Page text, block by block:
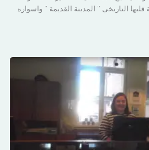
التاريخي ” المدينة القديمة ” واسواره